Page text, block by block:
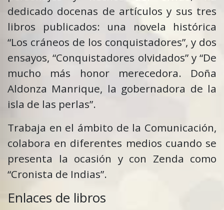
dedicado docenas de artículos y sus tres
libros publicados: una novela histórica
“Los cráneos de los conquistadores”, y dos
ensayos, “Conquistadores olvidados” y “De
mucho más honor merecedora. Doña
Aldonza Manrique, la gobernadora de la
isla de las perlas”.
Trabaja en el ámbito de la Comunicación,
colabora en diferentes medios cuando se
presenta la ocasión y con Zenda como
“Cronista de Indias”.
Enlaces de libros